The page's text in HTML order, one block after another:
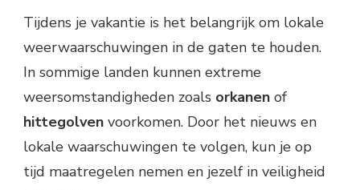
Tijdens je vakantie is het belangrijk om lokale
weerwaarschuwingen in de gaten te houden.
In sommige landen kunnen extreme
weersomstandigheden zoals orkanen of
hittegolven voorkomen. Door het nieuws en
lokale waarschuwingen te volgen, kun je op
tijd maatregelen nemen en jezelf in veiligheid